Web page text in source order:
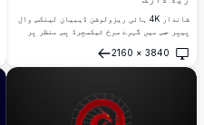
شاندار 4K ہائی ریزولوشن ڈیبیان لینکس وال
پیپر جس میں گہرے سرخ ٹیکسچرڈ پس منظر پر
ہے۔ لینکس کے شوقین اور ڈویلپرز کے لیے
بہترین جو ایک세련된 ڈیسک ٹاپ چاہتے ہیں۔
3840
×
2160
کھولیں